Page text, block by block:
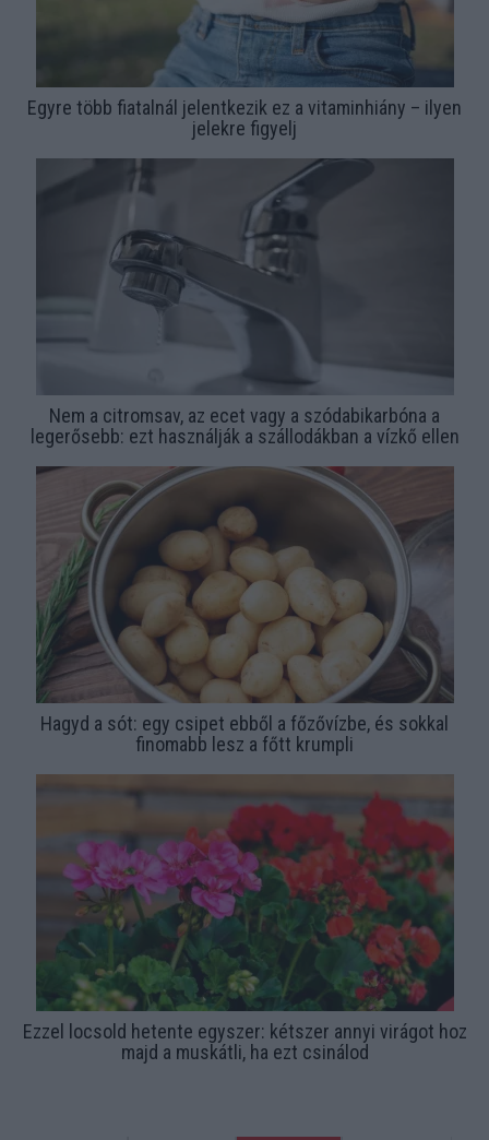
Egyre több fiatalnál jelentkezik ez a vitaminhiány – ilyen
jelekre figyelj
Nem a citromsav, az ecet vagy a szódabikarbóna a
legerősebb: ezt használják a szállodákban a vízkő ellen
Hagyd a sót: egy csipet ebből a főzővízbe, és sokkal
finomabb lesz a főtt krumpli
Ezzel locsold hetente egyszer: kétszer annyi virágot hoz
majd a muskátli, ha ezt csinálod